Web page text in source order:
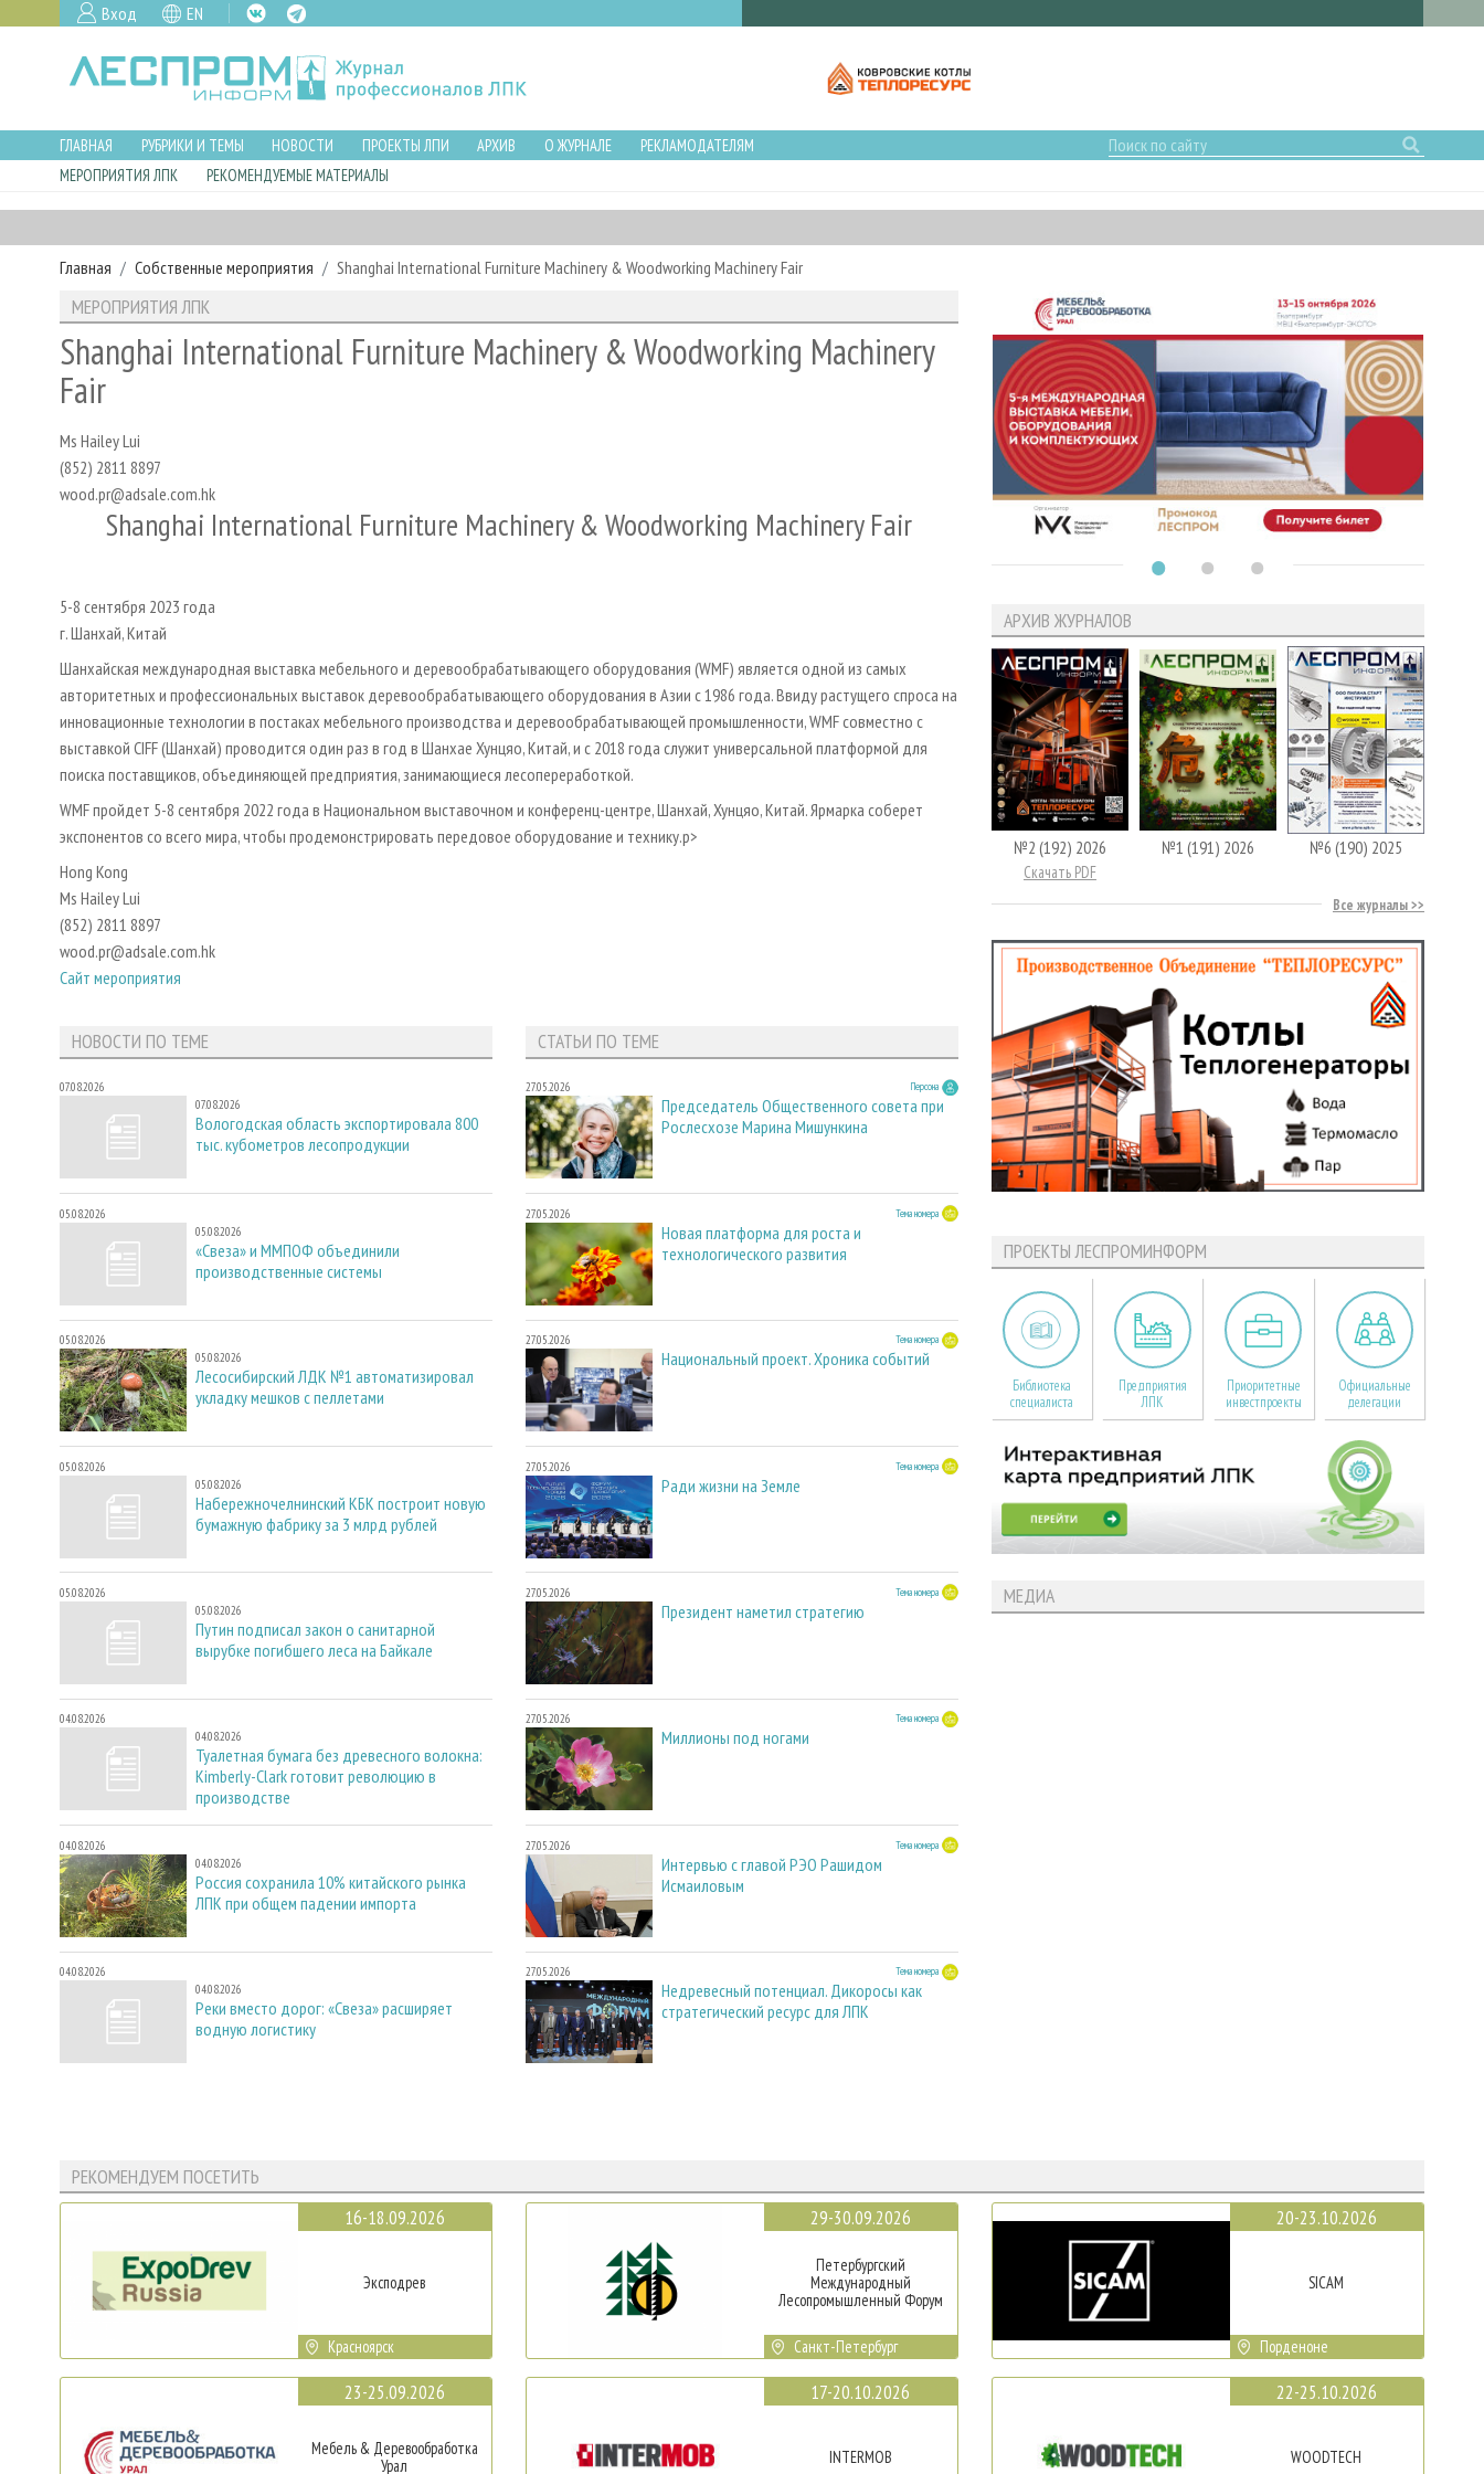
Вход EN
ГЛАВНАЯ РУБРИКИ И ТЕМЫ НОВОСТИ ПРОЕКТЫ ЛПИ АРХИВ О ЖУРНАЛЕ
РЕКЛАМОДАТЕЛЯМ
МЕРОПРИЯТИЯ ЛПК
РЕКОМЕНДУЕМЫЕ МАТЕРИАЛЫ
Главная Собственные мероприятия Shanghai International Furniture Machinery & Woodworking Machinery Fair
МЕРОПРИЯТИЯ ЛПК
Shanghai International Furniture Machinery & Woodworking Machinery
Fair
Ms Hailey Lui
(852) 2811 8897
wood.pr@adsale.com.hk
Shanghai International Furniture Machinery & Woodworking Machinery Fair
5-8 сентября 2023 года
г. Шанхай, Китай
Шанхайская международная выставка мебельного и деревообрабатывающего оборудования (WMF) является одной из самых
авторитетных и профессиональных выставок деревообрабатывающего оборудования в Азии с 1986 года. Ввиду растущего спроса на
инновационные технологии в постаках мебельного производства и деревообрабатывающей промышленности, WMF совместно с
выставкой CIFF (Шанхай) проводится один раз в год в Шанхае Хунцяо, Китай, и с 2018 года служит универсальной платформой для
поиска поставщиков, объединяющей предприятия, занимающиеся лесопереработкой.
WMF пройдет 5-8 сентября 2022 года в Национальном выставочном и конференц-центре, Шанхай, Хунцяо, Китай. Ярмарка соберет
экспонентов со всего мира, чтобы продемонстрировать передовое оборудование и технику.p>
Hong Kong
Ms Hailey Lui
(852) 2811 8897
wood.pr@adsale.com.hk
Сайт мероприятия
НОВОСТИ ПО ТЕМЕ
07.08.2026
07.08.2026
Вологодская область экспортировала 800
тыс. кубометров лесопродукции
05.08.2026
05.08.2026
«Свеза» и ММПОФ объединили
производственные системы
05.08.2026
05.08.2026
Лесосибирский ЛДК №1 автоматизировал
укладку мешков с пеллетами
05.08.2026
05.08.2026
Набережночелнинский КБК построит новую
бумажную фабрику за 3 млрд рублей
05.08.2026
05.08.2026
Путин подписал закон о санитарной
вырубке погибшего леса на Байкале
04.08.2026
04.08.2026
Туалетная бумага без древесного волокна:
Kimberly-Clark готовит революцию в
производстве
04.08.2026
04.08.2026
Россия сохранила 10% китайского рынка
ЛПК при общем падении импорта
04.08.2026
04.08.2026
Реки вместо дорог: «Свеза» расширяет
водную логистику
СТАТЬИ ПО ТЕМЕ
27.05.2026 Персона
Председатель Общественного совета при
Рослесхозе Марина Мишункина
27.05.2026 Тема номера
Новая платформа для роста и
технологического развития
27.05.2026 Тема номера
Национальный проект. Хроника событий
27.05.2026 Тема номера
Ради жизни на Земле
27.05.2026 Тема номера
Президент наметил стратегию
27.05.2026 Тема номера
Миллионы под ногами
27.05.2026 Тема номера
Интервью с главой РЭО Рашидом
Исмаиловым
27.05.2026 Тема номера
Недревесный потенциал. Дикоросы как
стратегический ресурс для ЛПК
АРХИВ ЖУРНАЛОВ
№2 (192) 2026
Скачать PDF
№1 (191) 2026 №6 (190) 2025
Все журналы
ПРОЕКТЫ ЛЕСПРОМИНФОРМ
Библиотека
специалиста
Предприятия
ЛПК
Приоритетные
инвестпроекты
Официальные
делегации
МЕДИА
РЕКОМЕНДУЕМ ПОСЕТИТЬ
16-18.09.2026
Эксподрев
Красноярск
23-25.09.2026
Мебель & Деревообработка
Урал
29-30.09.2026
Петербургский
Международный
Лесопромышленный Форум
Санкт-Петербург
17-20.10.2026
INTERMOB
20-23.10.2026
SICAM
Порденоне
22-25.10.2026
WOODTECH